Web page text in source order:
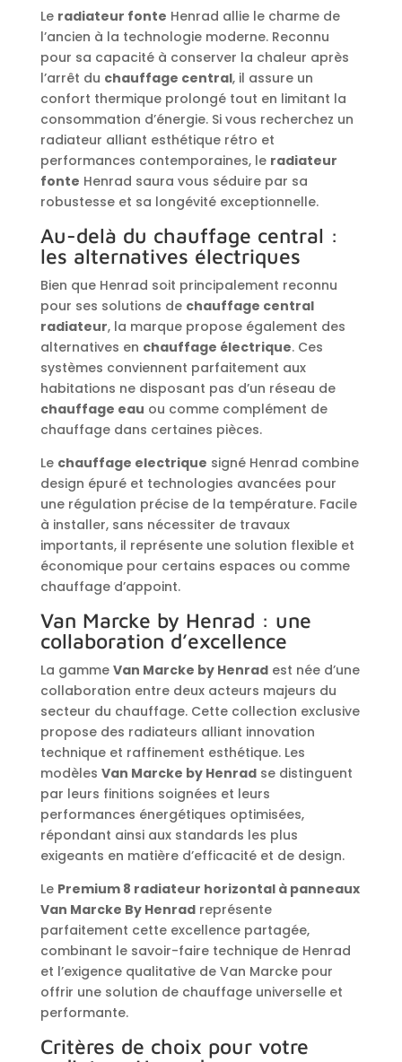
Le radiateur fonte Henrad allie le charme de
l’ancien à la technologie moderne. Reconnu
pour sa capacité à conserver la chaleur après
l’arrêt du chauffage central, il assure un
confort thermique prolongé tout en limitant la
consommation d’énergie. Si vous recherchez un
radiateur alliant esthétique rétro et
performances contemporaines, le radiateur
fonte Henrad saura vous séduire par sa
robustesse et sa longévité exceptionnelle.
Au-delà du chauffage central :
les alternatives électriques
Bien que Henrad soit principalement reconnu
pour ses solutions de chauffage central
radiateur, la marque propose également des
alternatives en chauffage électrique. Ces
systèmes conviennent parfaitement aux
habitations ne disposant pas d’un réseau de
chauffage eau ou comme complément de
chauffage dans certaines pièces.
Le chauffage electrique signé Henrad combine
design épuré et technologies avancées pour
une régulation précise de la température. Facile
à installer, sans nécessiter de travaux
importants, il représente une solution flexible et
économique pour certains espaces ou comme
chauffage d’appoint.
Van Marcke by Henrad : une
collaboration d’excellence
La gamme Van Marcke by Henradest née d’une
collaboration entre deux acteurs majeurs du
secteur du chauffage. Cette collection exclusive
propose des radiateurs alliant innovation
technique et raffinement esthétique. Les
modèles Van Marcke by Henradse distinguent
par leurs finitions soignées et leurs
performances énergétiques optimisées,
répondant ainsi aux standards les plus
exigeants en matière d’efficacité et de design.
Le Premium 8 radiateur horizontal à panneaux
Van Marcke By Henradreprésente
parfaitement cette excellence partagée,
combinant le savoir-faire technique de Henrad
et l’exigence qualitative de Van Marcke pour
offrir une solution de chauffage universelle et
performante.
Critères de choix pour votre